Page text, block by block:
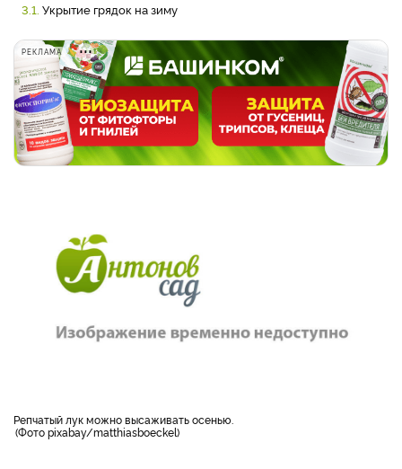
3.1. Укрытие грядок на зиму
РЕКЛАМА
репчатый лук можно высаживать осенью.
Фото pixabay/matthiasboeckel